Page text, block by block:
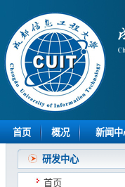
首页 概况 新闻
研发中心
首页